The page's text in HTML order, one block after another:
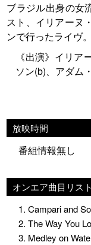
ブラジル出身の女
スト、イリアーヌ
ンで行ったライヴ。
《出演》イリア
ソン(b)、アダム
放映時間
番組情報無し
オンエア曲目リスト
1. Campari and
2. The Way You
3. Medley on